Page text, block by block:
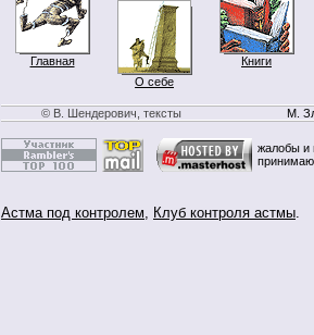
Главная
О себе
Книги
© В. Шендерович, тексты М.
жалобы и
Астма под контролем, Клуб контроля астмы.